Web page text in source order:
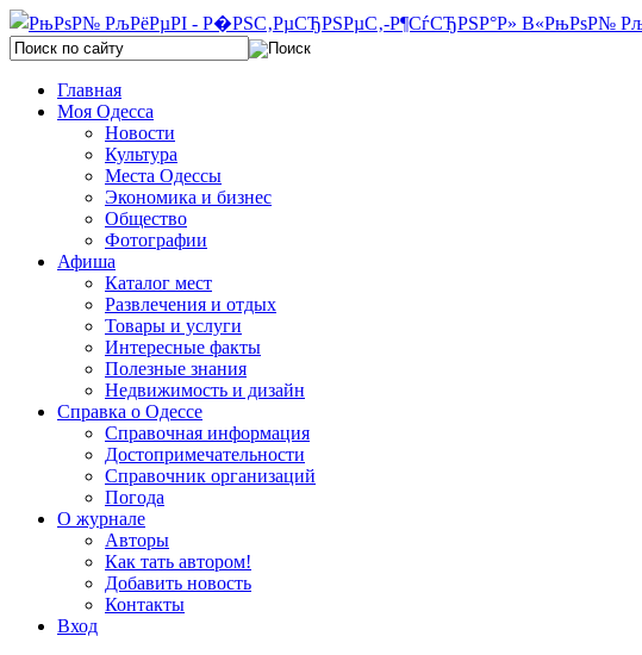
Главная
Моя Одесса
Новости
Культура
Места Одессы
Экономика и бизнес
Общество
Фотографии
Афиша
Каталог мест
Развлечения и отдых
Товары и услуги
Интересные факты
Полезные знания
Недвижимость и дизайн
Справка о Одессе
Справочная информация
Достопримечательности
Справочник организаций
Погода
О журнале
Авторы
Как тать автором!
Добавить новость
Контакты
Вход